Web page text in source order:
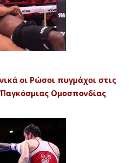
οι Ρώσοι πυγμάχοι στις
Ομοσπονδίας